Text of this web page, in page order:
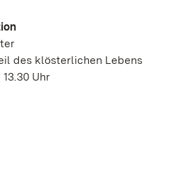
des klösterlichen Lebens
Uhr